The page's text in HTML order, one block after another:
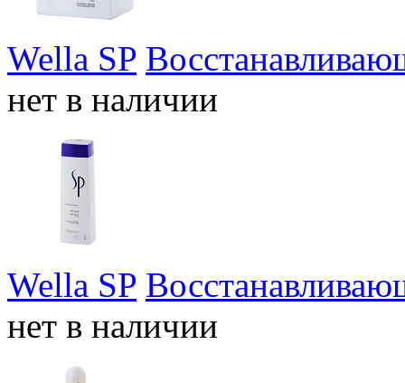
Wella SP
нет в наличии
Wella SP
нет в наличии